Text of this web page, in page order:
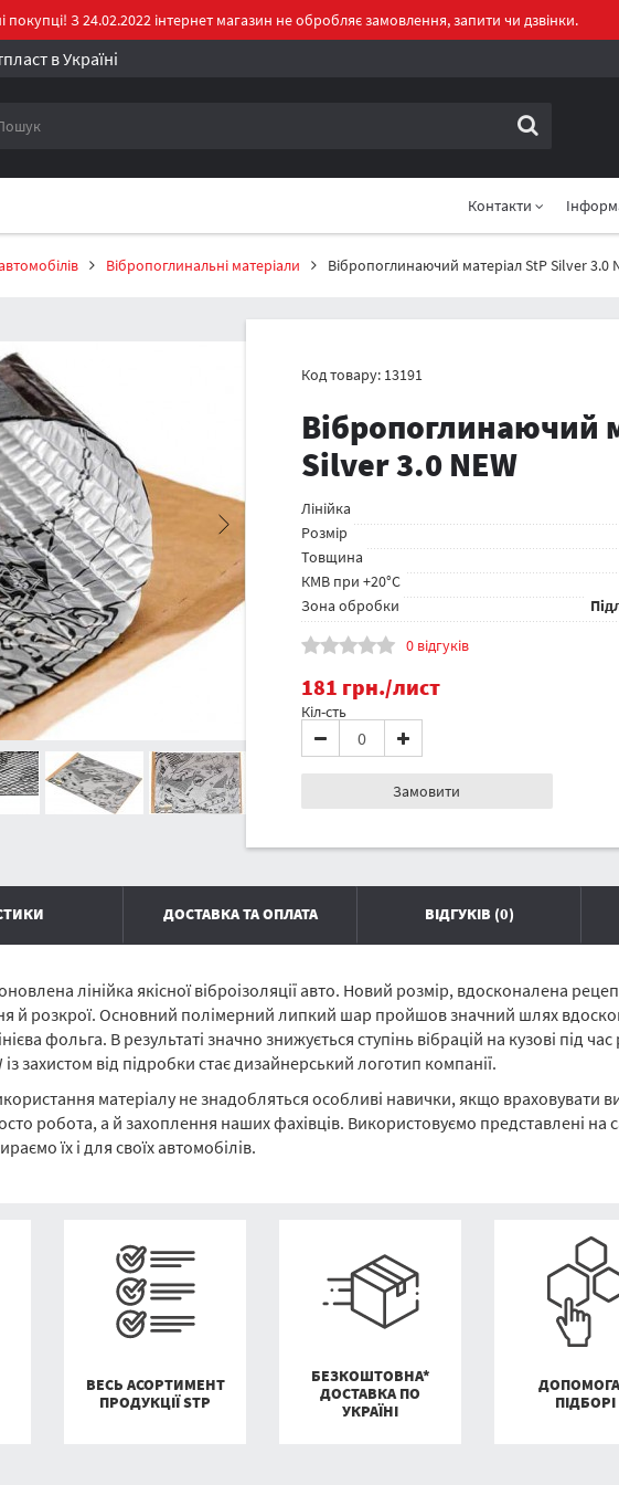
покупці! З 24.02.2022 інтернет магазин не обробляє замовлення, запити чи дзвінки.
в Україні
Контакти
Вібропоглинальні матеріали Вібропоглинаючий матеріал StP Silver 3.0
Код товару: 13191
Вібропоглинаючий
Silver 3.0 NEW
Лінійка
Розмір
Товщина
КМВ при +20°C
Зона обробки
0 відгуків
181 грн./лист
Кіл-сть
Замовити
ДОСТАВКА ТА ОПЛАТА ВІДГУКІВ (0)
лінійка якісної віброізоляції авто. Новий розмір, вдосконалена
й розкрої. Основний полімерний липкий шар пройшов значний шлях
фольга. В результаті значно знижується ступінь вібрацій на кузові під
захистом від підробки стає дизайнерський логотип компанії.
матеріалу не знадобляться особливі навички, якщо враховувати
робота, а й захоплення наших фахівців. Використовуємо представлені на
їх і для своїх автомобілів.
ВЕСЬ АСОРТИМЕНТ
ПРОДУКЦІЇ STP
БЕЗКОШТОВНА*
ДОСТАВКА ПО
УКРАЇНІ
ПІДБОРІ